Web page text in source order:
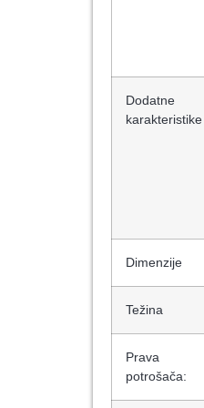
Dodatne
karakteristike
Dimenzije
Težina
Prava
potrošača: